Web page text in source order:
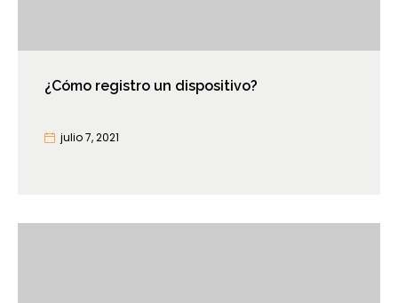
¿Cómo registro un dispositivo?
julio 7, 2021